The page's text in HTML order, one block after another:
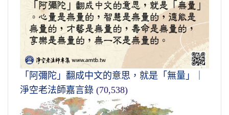
「阿彌陀」翻成中文的意思，就是「無量」｜
淨空老法師嘉言錄 (70,538)